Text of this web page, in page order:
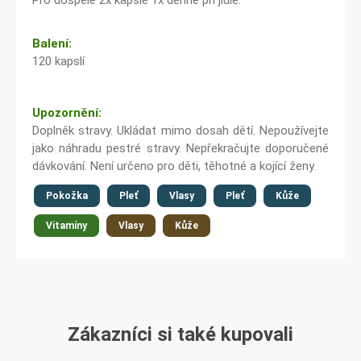
Balení:
120 kapslí
Upozornění:
Doplněk stravy. Ukládat mimo dosah dětí. Nepoužívejte
jako náhradu pestré stravy. Nepřekračujte doporučené
dávkování. Není určeno pro děti, těhotné a kojící ženy.
Pokožka Pleť Vlasy Pleť Kůže
Vitamíny Vlasy Kůže
Zákazníci si také kupovali